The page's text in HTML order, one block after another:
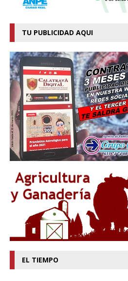
TU PUBLICIDAD AQUI
EL TIEMPO